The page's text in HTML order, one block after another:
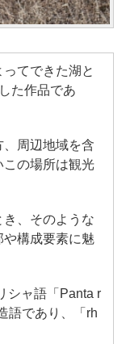
てできた湖と
た作品であ
周辺地域を含
の場所は観光
き、そのような
構成要素に魅
シャ語「Panta r
語であり、「rh